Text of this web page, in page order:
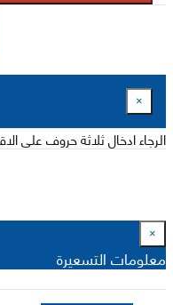
×
الرجاء ادخال ثلاثة حروف على
×
معلومات التسعيرة